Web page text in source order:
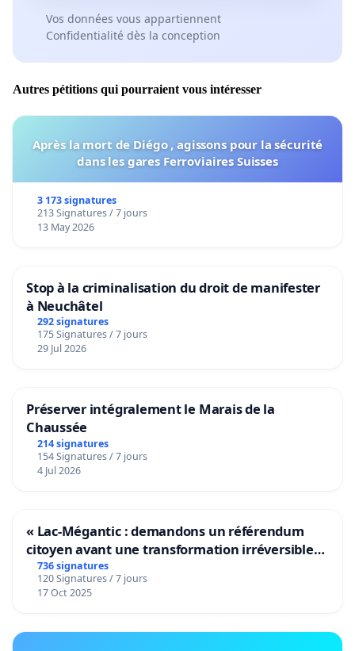
Vos données vous appartiennent
Confidentialité dès la conception
Autres pétitions qui pourraient vous intéresser
Après la mort de Diégo , agissons pour la sécurité
dans les gares Ferroviaires Suisses
3 173 signatures
213 Signatures / 7 jours
13 May 2026
Stop à la criminalisation du droit de manifester
à Neuchâtel
292 signatures
175 Signatures / 7 jours
29 Jul 2026
Préserver intégralement le Marais de la
Chaussée
214 signatures
154 Signatures / 7 jours
4 Jul 2026
« Lac-Mégantic : demandons un référendum
citoyen avant une transformation irréversible
de notre territoire »
736 signatures
120 Signatures / 7 jours
17 Oct 2025